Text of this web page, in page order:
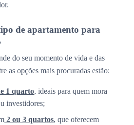
de apartamento para
do seu momento de vida e das
as opções mais procuradas estão:
1 quarto, ideais para quem mora
investidores;
2 ou 3 quartos, que oferecem